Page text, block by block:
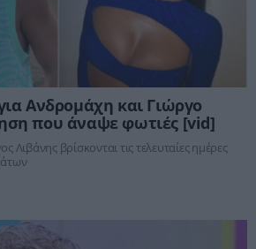
Ανδρομάχη και Γιώργο
που άναψε φωτιές [vid]
Λιβάνης βρίσκονται τις τελευταίες ημέρες